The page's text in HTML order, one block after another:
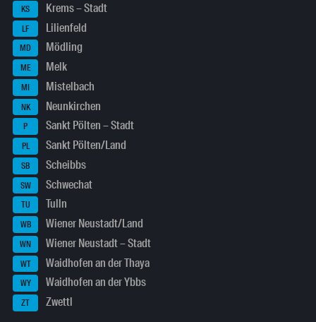
KS Krems – Stadt
LF Lilienfeld
MD Mödling
ME Melk
MI Mistelbach
NK Neunkirchen
P Sankt Pölten – Stadt
PL Sankt Pölten/Land
SB Scheibbs
SW Schwechat
TU Tulln
WB Wiener Neustadt/Land
WN Wiener Neustadt – Stadt
WT Waidhofen an der Thaya
WY Waidhofen an der Ybbs
ZT Zwettl